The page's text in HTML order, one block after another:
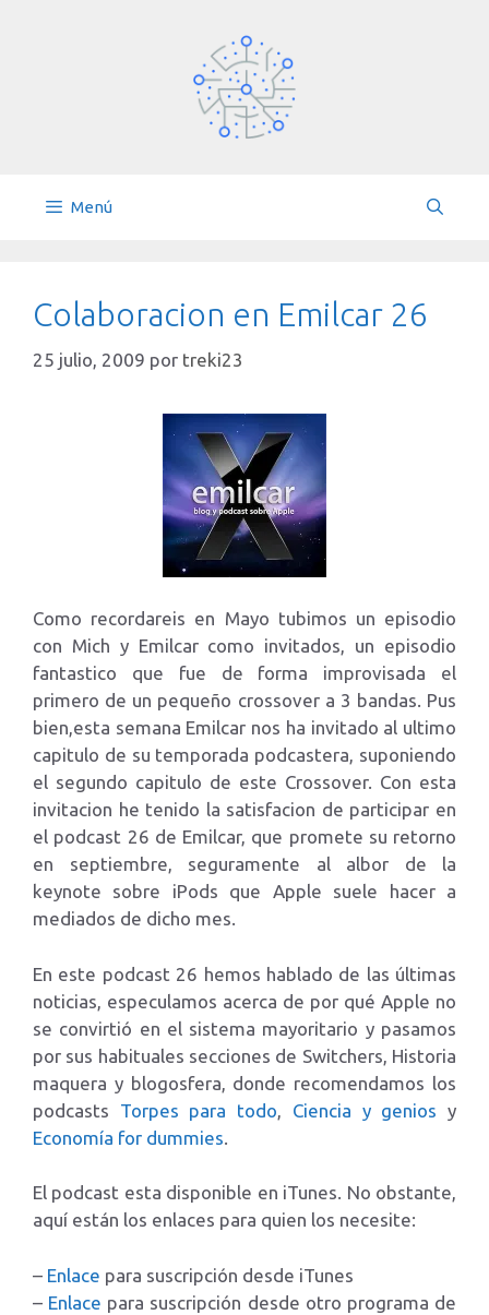
Menú
Colaboracion en Emilcar 26
25 julio, 2009 por treki23
Como recordareis en Mayo tubimos un episodio
con Mich y Emilcar como invitados, un episodio
fantastico que fue de forma improvisada el
primero de un pequeño crossover a 3 bandas. Pus
bien,esta semana Emilcar nos ha invitado al ultimo
capitulo de su temporada podcastera, suponiendo
el segundo capitulo de este Crossover. Con esta
invitacion he tenido la satisfacion de participar en
el podcast 26 de Emilcar, que promete su retorno
en septiembre, seguramente al albor de la
keynote sobre iPods que Apple suele hacer a
mediados de dicho mes.
En este podcast 26 hemos hablado de las últimas
noticias, especulamos acerca de por qué Apple no
se convirtió en el sistema mayoritario y pasamos
por sus habituales secciones de Switchers, Historia
maquera y blogosfera, donde recomendamos los
podcasts Torpes para todo Ciencia y genios y
Economía for dummies
El podcast esta disponible en iTunes. No obstante,
aquí están los enlaces para quien los necesite:
– Enlace para suscripción desde iTunes
– Enlace para suscripción desde otro programa de